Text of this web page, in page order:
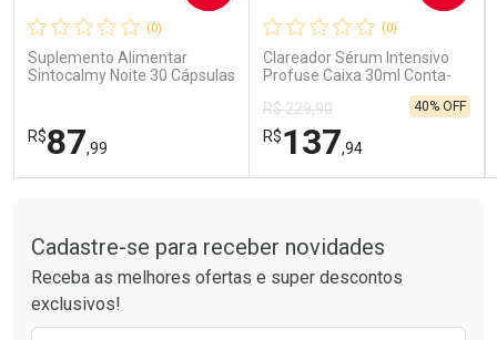
Comprar sem Desconto
Por R$ 26,99/cada
Comprar sem Desconto
Por R$ 26,99/cada
Comprar sem Desconto
Por R$ 189,99/cada
Comprar sem Desconto
Por R$ 189,99/cada
(0)
Suplemento Alimentar
Sintocalmy Noite 30 Cápsulas
R$87,99
Laboratório
Por Menos
(0)
Clareador Sérum Intensivo
Profuse Caixa 30ml Conta-
R$ 229,90
R$137,94
40% OFF
Laboratório
Por Menos
Cadastre-se para receber novidades
Receba as melhores ofertas e super descontos
exclusivos!